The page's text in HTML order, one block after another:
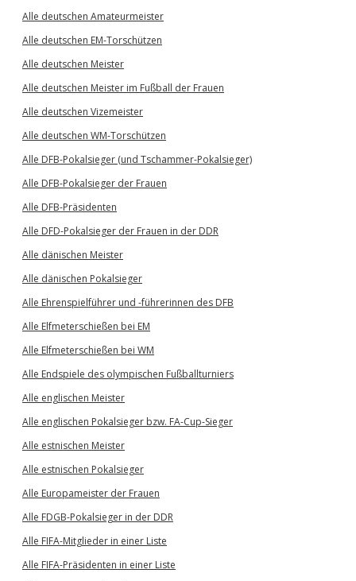
Alle deutschen Amateurmeister
Alle deutschen EM-Torschützen
Alle deutschen Meister
Alle deutschen Meister im Fußball der Frauen
Alle deutschen Vizemeister
Alle deutschen WM-Torschützen
Alle DFB-Pokalsieger (und Tschammer-Pokalsieger)
Alle DFB-Pokalsieger der Frauen
Alle DFB-Präsidenten
Alle DFD-Pokalsieger der Frauen in der DDR
Alle dänischen Meister
Alle dänischen Pokalsieger
Alle Ehrenspielführer und -führerinnen des DFB
Alle Elfmeterschießen bei EM
Alle Elfmeterschießen bei WM
Alle Endspiele des olympischen Fußballturniers
Alle englischen Meister
Alle englischen Pokalsieger bzw. FA-Cup-Sieger
Alle estnischen Meister
Alle estnischen Pokalsieger
Alle Europameister der Frauen
Alle FDGB-Pokalsieger in der DDR
Alle FIFA-Mitglieder in einer Liste
Alle FIFA-Präsidenten in einer Liste